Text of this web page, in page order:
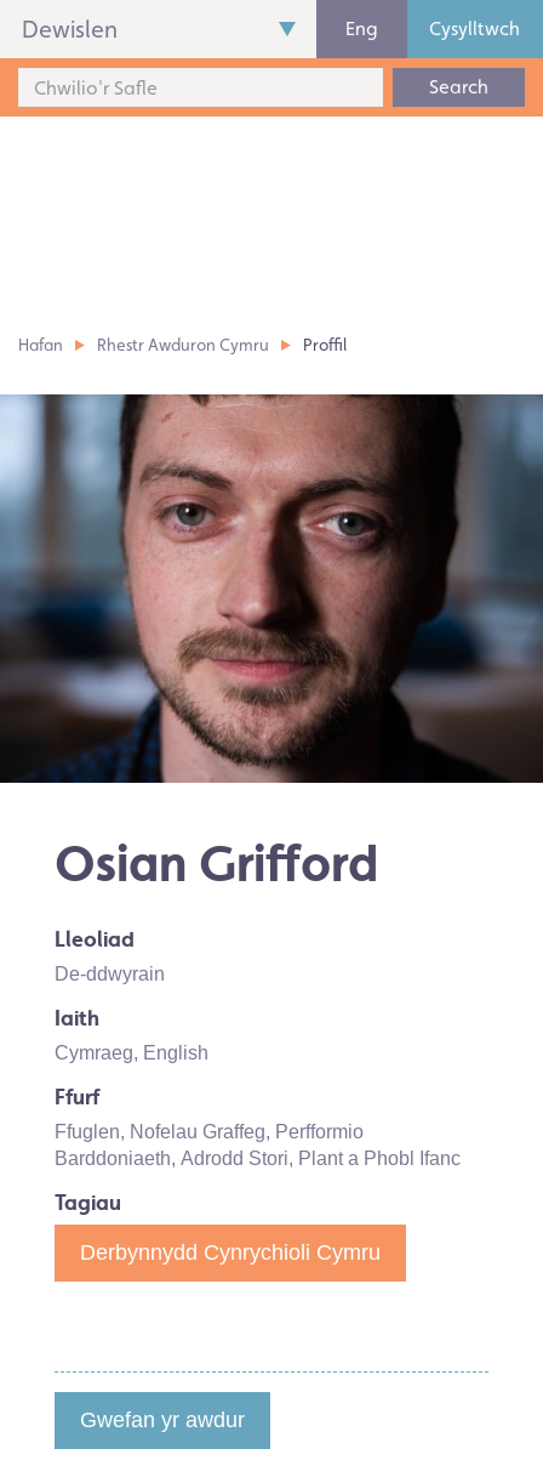
Dewislen Eng Cysylltwch
Search
Hafan Rhestr Awduron Cymru Proffil
Osian Grifford
Lleoliad
De-ddwyrain
Iaith
Cymraeg, English
Ffurf
Ffuglen, Nofelau Graffeg, Perfformio
Barddoniaeth, Adrodd Stori, Plant a Phobl Ifanc
Tagiau
Derbynnydd Cynrychioli Cymru
Gwefan yr awdur